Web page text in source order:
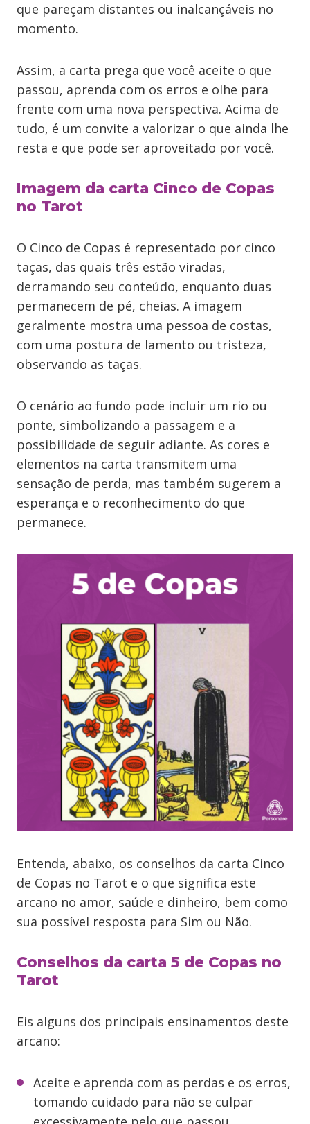
que pareçam distantes ou inalcançáveis no
momento.
Assim, a carta prega que você aceite o que
passou, aprenda com os erros e olhe para
frente com uma nova perspectiva. Acima de
tudo, é um convite a valorizar o que ainda lhe
resta e que pode ser aproveitado por você.
Imagem da carta Cinco de Copas
no Tarot
O Cinco de Copas é representado por cinco
taças, das quais três estão viradas,
derramando seu conteúdo, enquanto duas
permanecem de pé, cheias. A imagem
geralmente mostra uma pessoa de costas,
com uma postura de lamento ou tristeza,
observando as taças.
O cenário ao fundo pode incluir um rio ou
ponte, simbolizando a passagem e a
possibilidade de seguir adiante. As cores e
elementos na carta transmitem uma
sensação de perda, mas também sugerem a
esperança e o reconhecimento do que
permanece.
Entenda, abaixo, os conselhos da carta Cinco
de Copas no Tarot e o que significa este
arcano no amor, saúde e dinheiro, bem como
sua possível resposta para Sim ou Não.
Conselhos da carta 5 de Copas no
Tarot
Eis alguns dos principais ensinamentos deste
arcano:
Aceite e aprenda com as perdas e os erros,
tomando cuidado para não se culpar